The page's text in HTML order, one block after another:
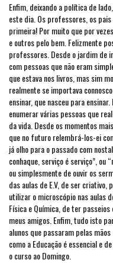
Enfim, deixando a política de
este dia. Os professores, os
primeira! Por muito que por
e outros pelo bem. Felizmente
professores. Desde o jardim de
com pessoas que não eram
que estava nos livros, mas sim
realmente se importava
ensinar, que nasceu para
enumerar várias pessoas que
da vida. Desde os momentos
que no futuro relembrá-los-ei
já olho para o passado com
conhaque, serviço é serviço”, ou
ou simplesmente de ouvir os
das aulas de E.V, de ser
utilizar o microscópio nas aulas
Física e Química, de ter
meus amigos. Enfim, tudo isto
alunos que passaram pelas
como a Educação é essencial e
o curso ao Domingo.